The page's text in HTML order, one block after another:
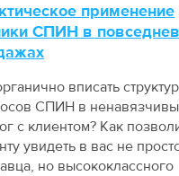
применение
СПИН в
вписать
СПИН в
с клиентом? Как
увидеть в вас не
но высококлассного